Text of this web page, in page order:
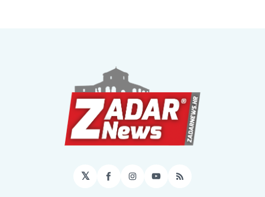
𝕏 Facebook
Instagram
YouTube
RSS